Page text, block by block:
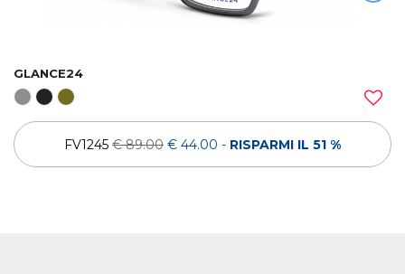
GLANCE24
FV1245 € 89.00 € 44.00 - RISPARMI IL 51 %